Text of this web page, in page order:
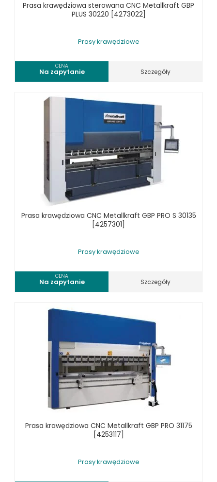
TOKARKI
WALCARKI DO BLACHY
WIERTARKI KOLUMNOWE, SŁUPOWE, STOŁOWE
WIERTARKI MAGNETYCZNE
WYKRAWARKI DO BLACHY, PNEUMATYCZNE
ZAGINARKI DO BLACHY, MECHANICZNE
WYPOSAŻENIE DODATKOWE METALLKRAFT
WYPOSAŻENIE DODATKOWE OPTIMUM
URZĄDZENIA WARSZTATOWE I TRANSPORTOWE
SPRZĘT CZYSZCZĄCY
SPRĘŻARKI I NARZĘDZIA PNEUMATYCZNE
SPRZĘT SPAWALNICZY
Prasa krawędziowa sterowana CNC Metallkraft GBP
PLUS 30220 [4273022]
Prasy krawędziowe
CENA
Na zapytanie Szczegóły
Prasa krawędziowa CNC Metallkraft GBP PRO S 30135
[4257301]
Prasy krawędziowe
CENA
Na zapytanie Szczegóły
Prasa krawędziowa CNC Metallkraft GBP PRO 31175
[4253117]
Prasy krawędziowe